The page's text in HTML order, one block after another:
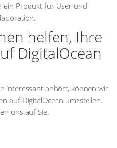
ein Produkt für User und
helfen, Ihre
DigitalOcean
interessant anhört, können wir
auf DigitalOcean umzstellen.
uns auf Sie.